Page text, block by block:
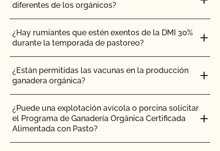
El logotipo de CCOF puede utilizarse en cualquier
producto certificado orgánico por CCOF. El logotipo
"girasol" de CCOF se asocia con productos
ecológico desde 1973. Es uno de los sellos más
reconocidos y aceptados en el mercado orgánico,
tanto a nivel nacional como internacional.
Con su decisión de colocar el sello CCOF en sus
diferentes de los orgánicos?
¿Hay rumiantes que estén exentos de la DMI 30%
durante la temporada de pastoreo?
¿Están permitidas las vacunas en la producción
ganadera orgánica?
¿Puede una explotación avícola o porcina solicitar
el Programa de Ganadería Orgánica Certificada
Alimentada con Pasto?